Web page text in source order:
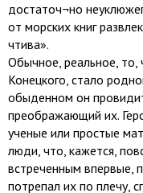
достаточ¬но
от морских книг
чтива».
Обычное, реальное, то,
Конецкого, стало
обыденном он
преображающий их.
ученые или простые
люди, что, кажется,
встреченным впервые,
потрепал их по плечу,